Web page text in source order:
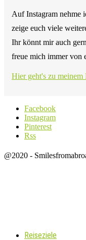
Auf Instagram nehme
zeige euch viele
Ihr könnt mir auch
freue mich immer von
Hier geht's zu meinem
Facebook
Instagram
Pinterest
Rss
@2020 -
Reiseziele